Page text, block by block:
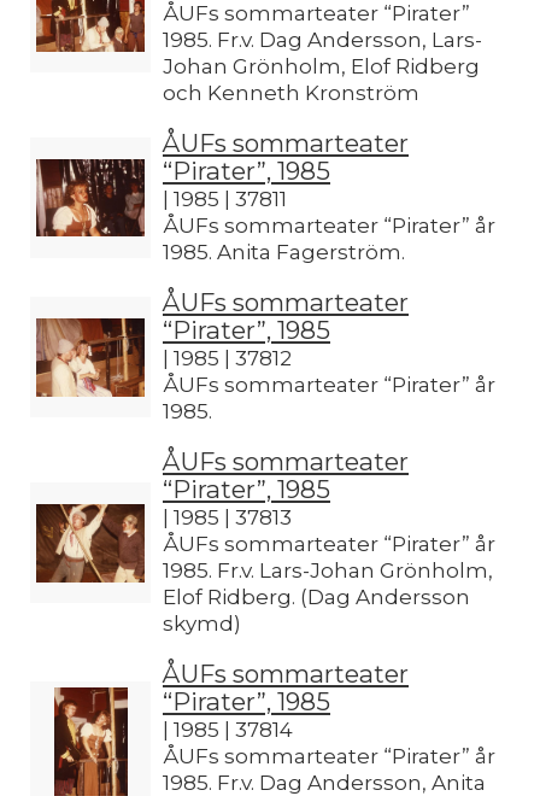
ÅUFs sommarteater “Pirater”
1985. Fr.v. Dag Andersson, Lars-
Johan Grönholm, Elof Ridberg
och Kenneth Kronström
ÅUFs sommarteater
“Pirater”, 1985
| 1985 | 37811
ÅUFs sommarteater “Pirater” år
1985. Anita Fagerström.
ÅUFs sommarteater
“Pirater”, 1985
| 1985 | 37812
ÅUFs sommarteater “Pirater” år
1985.
ÅUFs sommarteater
“Pirater”, 1985
| 1985 | 37813
ÅUFs sommarteater “Pirater” år
1985. Fr.v. Lars-Johan Grönholm,
Elof Ridberg. (Dag Andersson
skymd)
ÅUFs sommarteater
“Pirater”, 1985
| 1985 | 37814
ÅUFs sommarteater “Pirater” år
1985. Fr.v. Dag Andersson, Anita